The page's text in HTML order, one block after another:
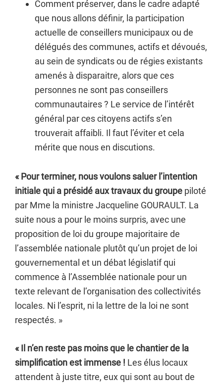
Comment préserver, dans le cadre adapté
que nous allons définir, la participation
actuelle de conseillers municipaux ou de
délégués des communes, actifs et dévoués,
au sein de syndicats ou de régies existants
amenés à disparaitre, alors que ces
personnes ne sont pas conseillers
communautaires ? Le service de l’intérêt
général par ces citoyens actifs s’en
trouverait affaibli. Il faut l’éviter et cela
mérite que nous en discutions.
« Pour terminer, nous voulons saluer l’intention
initiale qui a présidé aux travaux du groupe piloté
par Mme la ministre Jacqueline GOURAULT. La
suite nous a pour le moins surpris, avec une
proposition de loi du groupe majoritaire de
l’assemblée nationale plutôt qu’un projet de loi
gouvernemental et un débat législatif qui
commence à l’Assemblée nationale pour un
texte relevant de l’organisation des collectivités
locales. Ni l’esprit, ni la lettre de la loi ne sont
respectés. »
« Il n’en reste pas moins que le chantier de la
simplification est immense ! Les élus locaux
attendent à juste titre, eux qui sont au bout de